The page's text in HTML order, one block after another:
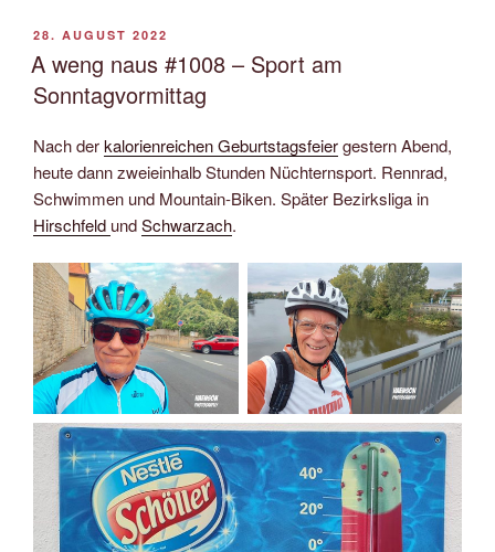
VERÖFFENTLICHT
AM
28. AUGUST 2022
A weng naus #1008 – Sport am
Sonntagvormittag
Nach derkalorienreichen Geburtstagsfeiergestern Abend,
heute dann zweieinhalb Stunden Nüchternsport. Rennrad,
Schwimmen und Mountain-Biken. Später Bezirksliga in
Hirschfeld undSchwarzach.